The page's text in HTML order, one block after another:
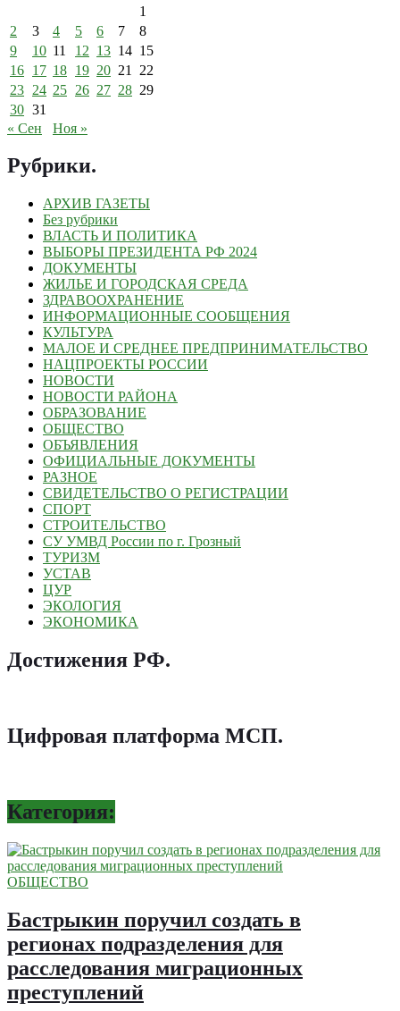
1
2
3 4 5 6 7
8
9
10 11 12 13 14 15
16 17 18 19 20 21
22
23 24 25 26 27 28 29
30 31
« Сен
Ноя »
Рубрики.
АРХИВ ГАЗЕТЫ
Без рубрики
ВЛАСТЬ И ПОЛИТИКА
ВЫБОРЫ ПРЕЗИДЕНТА РФ 2024
ДОКУМЕНТЫ
ЖИЛЬЕ И ГОРОДСКАЯ СРЕДА
ЗДРАВООХРАНЕНИЕ
ИНФОРМАЦИОННЫЕ СООБЩЕНИЯ
КУЛЬТУРА
МАЛОЕ И СРЕДНЕЕ ПРЕДПРИНИМАТЕЛЬСТВО
НАЦПРОЕКТЫ РОССИИ
НОВОСТИ
НОВОСТИ РАЙОНА
ОБРАЗОВАНИЕ
ОБЩЕСТВО
ОБЪЯВЛЕНИЯ
ОФИЦИАЛЬНЫЕ ДОКУМЕНТЫ
РАЗНОЕ
СВИДЕТЕЛЬСТВО О РЕГИСТРАЦИИ
СПОРТ
СТРОИТЕЛЬСТВО
СУ УМВД России по г. Грозный
ТУРИЗМ
УСТАВ
ЦУР
ЭКОЛОГИЯ
ЭКОНОМИКА
Достижения РФ.
Цифровая платформа МСП.
Категория:
ОБЩЕСТВО
Бастрыкин поручил создать в
регионах подразделения для
расследования миграционных
преступлений